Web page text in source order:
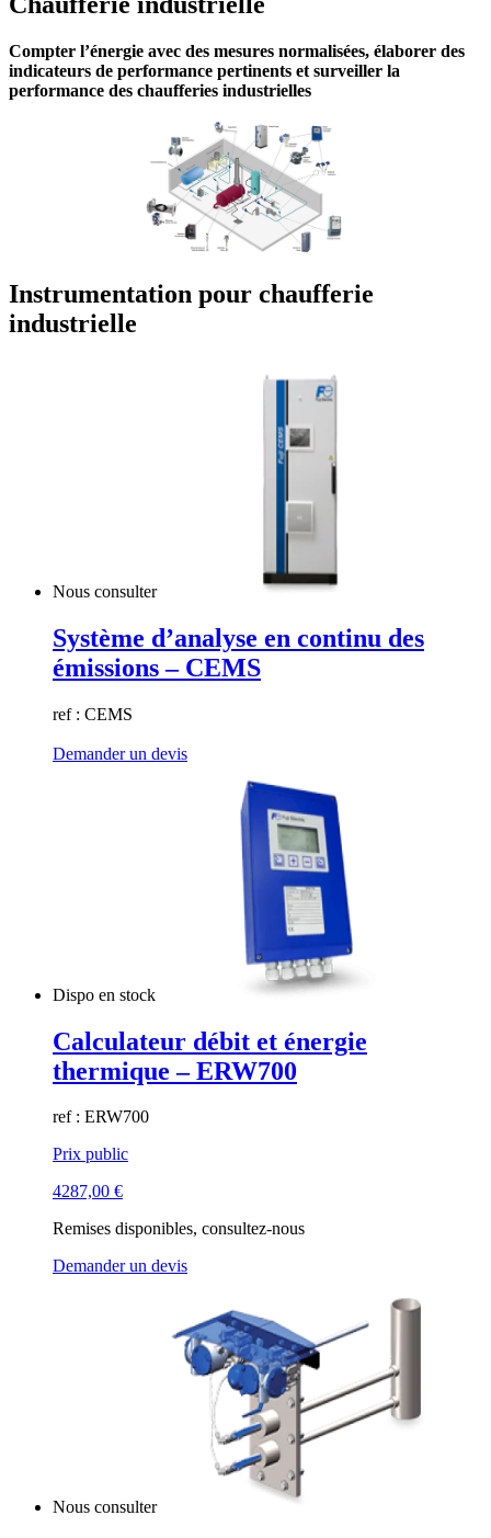
Compter l’énergie avec des mesures normalisées, élaborer des
indicateurs de performance pertinents et surveiller la
performance des chaufferies industrielles
Instrumentation pour chaufferie
industrielle
Nous consulter
Système d’analyse en continu des
émissions – CEMS
ref : CEMS
Demander un devis
Dispo en stock
Calculateur débit et énergie
thermique – ERW700
ref : ERW700
Prix public
4287,00 €
Remises disponibles, consultez-nous
Demander un devis
Nous consulter